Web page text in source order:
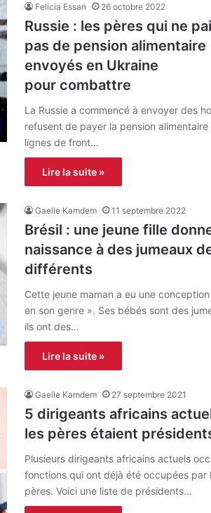
Felicia Essan 26 octobre 2022
Russie : les pères qui ne
pas de pension alimentaire
envoyés en Ukraine
pour combattre
La Russie a commencé à envoyer des
refusent de payer la pension alimentaire
lignes de front…
Lire la suite »
Gaelle Kamdem 11 septembre 2022
Brésil : une jeune fille
naissance à des jumeaux
différents
Cette jeune maman a eu une
en son genre ». Ses bébés sont des
ils ont des…
Lire la suite »
Gaelle Kamdem 27 septembre 2021
5 dirigeants africains
les pères étaient
Plusieurs dirigeants africains actuels
fonctions qui ont déjà été occupées par
pères. Voici une liste de présidents…